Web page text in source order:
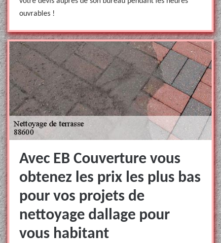
ouvrables !
Avec EB Couverture vous
obtenez les prix les plus bas
pour vos projets de
nettoyage dallage pour
vous habitant